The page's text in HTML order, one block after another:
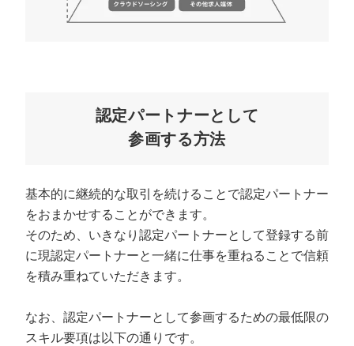
常勤監査役
認定パートナーとして
参画する方法
基本的に継続的な取引を続けることで認定パートナー
をおまかせすることができます。
そのため、いきなり認定パートナーとして登録する前
に現認定パートナーと一緒に仕事を重ねることで信頼
を積み重ねていただきます。
なお、認定パートナーとして参画するための最低限の
スキル要項は以下の通りです。